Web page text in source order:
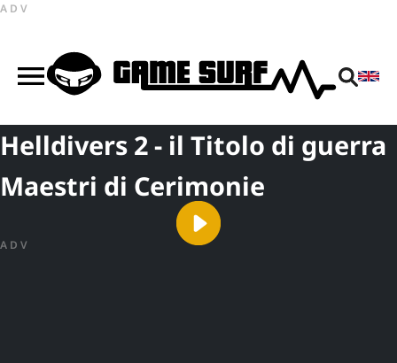
ADV
Helldivers 2 - il Titolo di guerra
Maestri di Cerimonie
ADV